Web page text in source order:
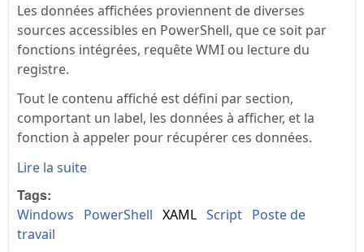
Les données affichées proviennent de diverses
sources accessibles en PowerShell, que ce soit par
fonctions intégrées, requête WMI ou lecture du
registre.
Tout le contenu affiché est défini par section,
comportant un label, les données à afficher, et la
fonction à appeler pour récupérer ces données.
Lire la suite
Tags:
Windows PowerShell XAML Script Poste de
travail